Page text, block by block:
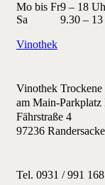
Mo bis Fr9 – 18
Sa
9.30 –
Vinothek
Vinothek Trockene
am Main-Parkplatz
Fährstraße 4
97236
Tel. 0931 / 991